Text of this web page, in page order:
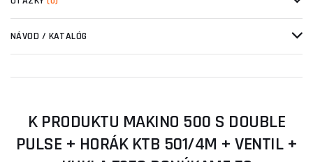
NÁVOD / KATALÓG
K PRODUKTU MAKINO 500 S DOUBLE
PULSE + HORÁK KTB 501/4M + VENTIL +